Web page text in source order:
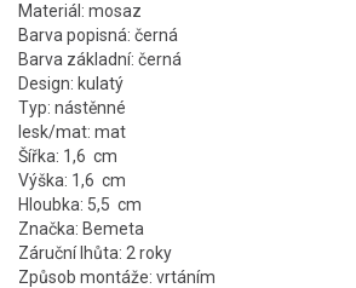
Materiál: mosaz
Barva popisná: černá
Barva základní: černá
Design: kulatý
Typ: nástěnné
lesk/mat: mat
Šířka: 1,6 cm
Výška: 1,6 cm
Hloubka: 5,5 cm
Značka: Bemeta
Záruční lhůta: 2 roky
Způsob montáže: vrtáním